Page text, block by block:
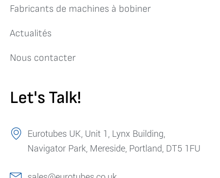
Fabricants de machines à bobiner
Actualités
Nous contacter
Let's Talk!
Eurotubes UK, Unit 1, Lynx Building,
Navigator Park, Mereside, Portland, DT5 1FU